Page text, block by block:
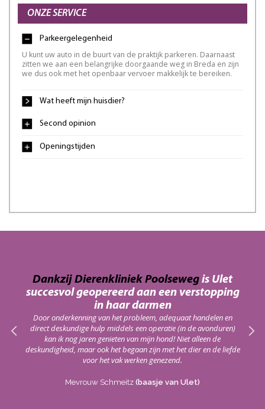
ONZE SERVICE
Parkeergelegenheid
U kunt uw auto in de buurt van de praktijk parkeren. Daarnaast
zitten we aan een belangrijke doorgaande weg in Breda en zijn
we dus ook met het openbaar vervoer makkelijk te bereiken.
Wat heeft mijn huisdier?
Second opinion
Openingstijden
Dankzij Dierenkliniek Poolseweg is Ulet
succesvol geopereerd aan een verstopping
in haar darmen
Door onderkenning van het probleem, adequaat handelen en
direct deskundige hulp middels een operatie (in de avonduren)
kan ik nog jaren genieten van mijn hond! Niet alleen de
deskundigheid, maar ook het begaan zijn met het dier en de liefde
voor het vak werken genezend.
Mevrouw Schmeitz (baasje van Ulet)